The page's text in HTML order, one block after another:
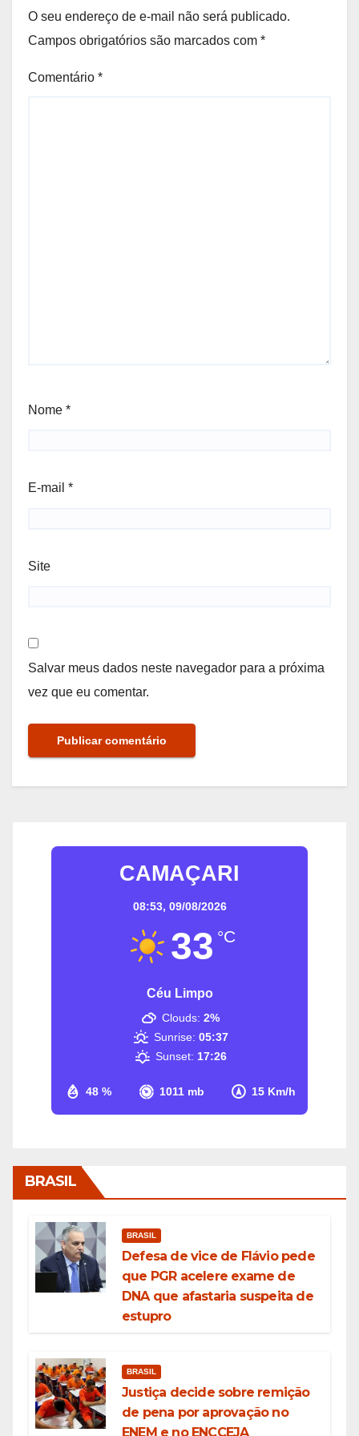
O seu endereço de e-mail não será publicado.
Campos obrigatórios são marcados com *
Comentário *
Nome *
E-mail *
Site
Salvar meus dados neste navegador para a próxima
vez que eu comentar.
CAMAÇARI
08:53, 09/08/2026
33 °C
Céu Limpo
48 % 1011 mb 15 Km/h
Clouds: 2%
Sunrise: 05:37
Sunset: 17:26
BRASIL
BRASIL
Defesa de vice de Flávio pede
que PGR acelere exame de
DNA que afastaria suspeita de
estupro
BRASIL
Justiça decide sobre remição
de pena por aprovação no
ENEM e no ENCCEJA